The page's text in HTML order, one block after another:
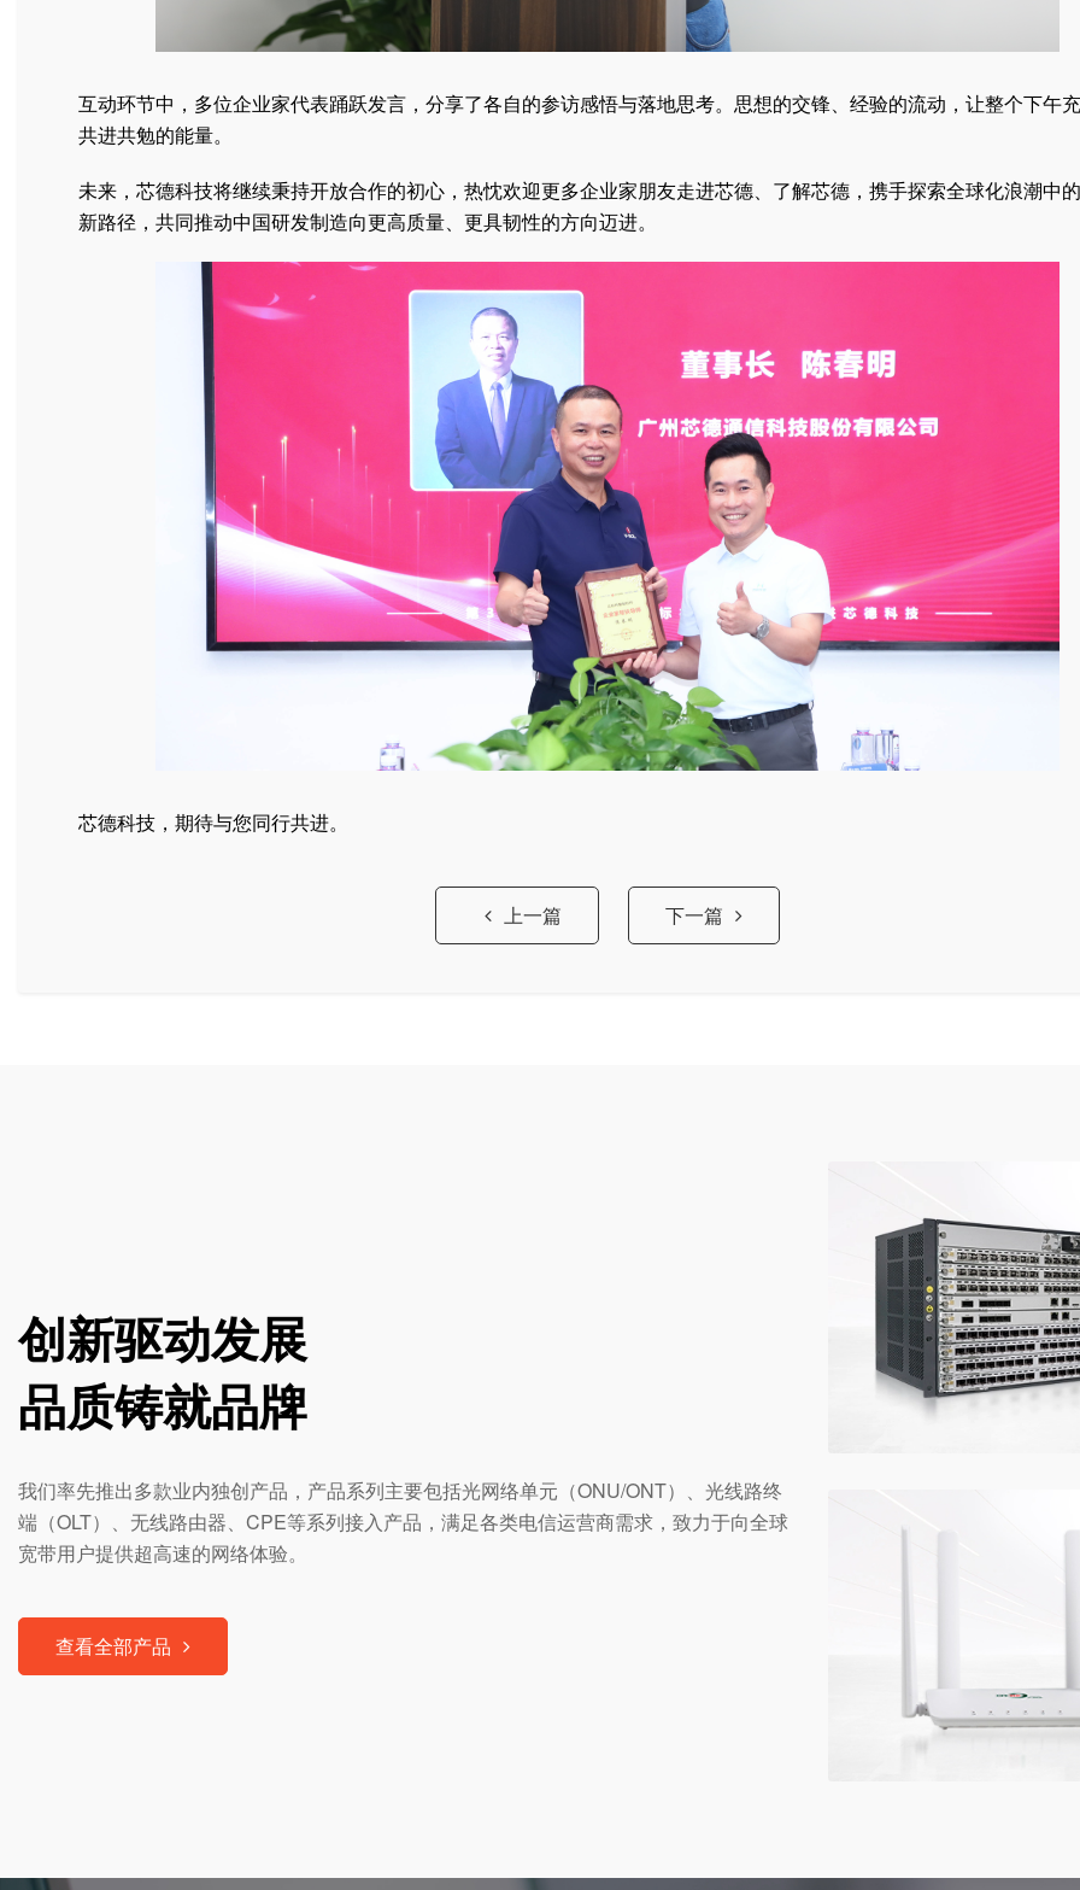
互动环节中，多位企业家代表踊跃发言，分享了各自的参访感悟与落地思考。思想的交锋、经验的流动，让整个下午
共进共勉的能量。
未来，芯德科技将继续秉持开放合作的初心，热忱欢迎更多企业家朋友走进芯德、了解芯德，携手探索全球化浪潮中
新路径，共同推动中国研发制造向更高质量、更具韧性的方向迈进。
芯德科技，期待与您同行共进。
上一篇 下一篇
创新驱动发展
品质铸就品牌
我们率先推出多款业内独创产品，产品系列主要包括光网络单元（ONU/ONT）、光线路终
端（OLT）、无线路由器、CPE等系列接入产品，满足各类电信运营商需求，致力于向全球
宽带用户提供超高速的网络体验。
查看全部产品